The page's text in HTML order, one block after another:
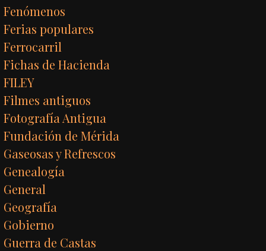
Fenómenos
Ferias populares
Ferrocarril
Fichas de Hacienda
FILEY
Filmes antiguos
Fotografía Antigua
Fundación de Mérida
Gaseosas y Refrescos
Genealogía
General
Geografía
Gobierno
Guerra de Castas